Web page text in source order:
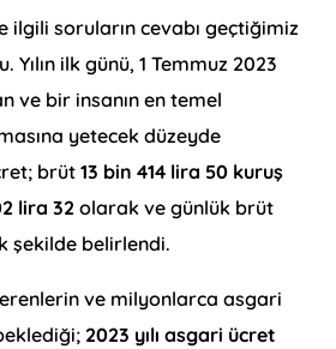
ilgili soruların cevabı geçtiğimiz
Yılın ilk günü, 1 Temmuz 2023
ve bir insanın en temel
yetecek düzeyde
brüt13 bin 414 lira 50 kuruş
lira 32 olarak ve günlük brüt
şekilde belirlendi.
ve milyonlarca asgari
2023 yılı asgari ücret